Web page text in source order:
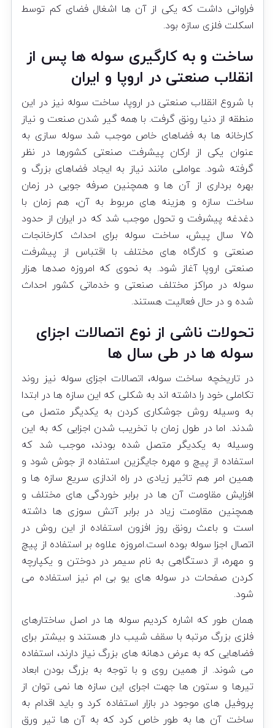
فراوانی داشت که یکی از آن ها اشغال فضای کم توسط
اسکلت فلزی سازه بود.
ساخت و به کارگیری سوله ها پس از
انقلاب صنعتی در اروپا و ایران
با شروع انقلاب صنعتی در اروپا، ساخت سوله نیز در این
منطقه از دنیا رونق گرفت. با همه گیر شدن صنعت و نیاز
کارخانه ها به فضاهای خاص موجب شد سوله سازی به
عنوان یکی از ارکان پیشرفت صنعتی کشورها در نظر
گرفته شود. عواملی مانند نیاز به ایجاد فضاهای بزرگ و
بهره برداری از آن ها و همچنین صرفه جویی در زمان
ساخت سازه و هزینه های مربوط به آن، هم زمان با
دغدغه پیشرفت و تحول موجب شد که در ایران از حدود
۷۵ سال پیش، ساخت سوله برای احداث کارخانجات
صنعتی و کارگاه های مختلف با اقتباس از پیشرفت
صنعتی اروپا آغاز شود. به نحوی که امروزه صدها هزار
سوله در مراکز مختلف صنعتی و خدماتی کشور احداث
شده و در حال فعالیت هستند.
تحولات ناشی از نوع اتصالات اجزای
سوله ها در طی سال ها
در تاریخچه ساخت سوله، اتصالات اجزای سوله نیز روند
تکاملی خود را داشته اند به شکلی که این سازه ها در ابتدا
به وسیله روش جوشکاری کردن به یکدیگر متصل می
شدند. اما در طول زمان با تخریب شدن اجزایی که به این
وسیله به یکدیگر متصل شده بودند، موجب شد که
استفاده از پیچ و مهره جایگزین استفاده از جوش شود و
همین امر هم تاثیر زیادی در راه اندازی سریع سازه ها و
افزایش مقاومت آن ها در برابر خوردگی های مختلف و
همچنین مقاومت زیاد در برابر آتش سوزی ها داشته
است و باعث رونق روز افزون استفاده از این روش در
اتصال اجزا سوله بوده است.امروزه علاوه بر استفاده از پیچ
و مهره، از دستگاهی به نام سیمر در دوختن و یکپارچه
کردن صفحات در سوله های یو بی ام نیز استفاده می
شود.
همان طور که اشاره کردیم سوله ها در اصل ساختارهای
فلزی بزرگ مرتبه با سقف شیب دار هستند و بیشتر برای
فضاهایی که به عرض دهانه های بزرگ نیاز دارند، استفاده
می شوند. از همین روی و با توجه به بزرگ بودن ابعاد
تیرها و ستون ها جهت اجرای این سازه ها نمی توان از
پروفیل های موجود در بازار استفاده کرد و باید اقدام به
ساخت آن ها به طور خاص کرد که به آن ها تیر ورق